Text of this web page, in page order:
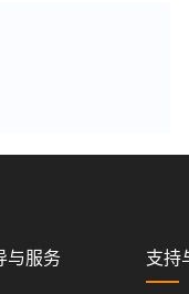
与服务 支持